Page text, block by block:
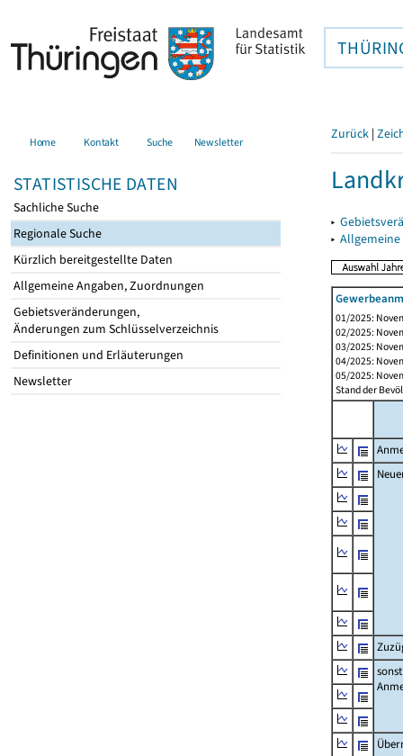
Home Kontakt Suche Newsletter
STATISTISCHE DATEN
Sachliche Suche
Regionale Suche
Kürzlich bereitgestellte Daten
Allgemeine Angaben, Zuordnungen
Gebietsveränderungen,
Änderungen zum Schlüsselverzeichnis
Definitionen und Erläuterungen
Newsletter
Zurück |
▸
▸
01/2025:
02/2025:
03/2025:
04/2025:
05/2025:
Stand der